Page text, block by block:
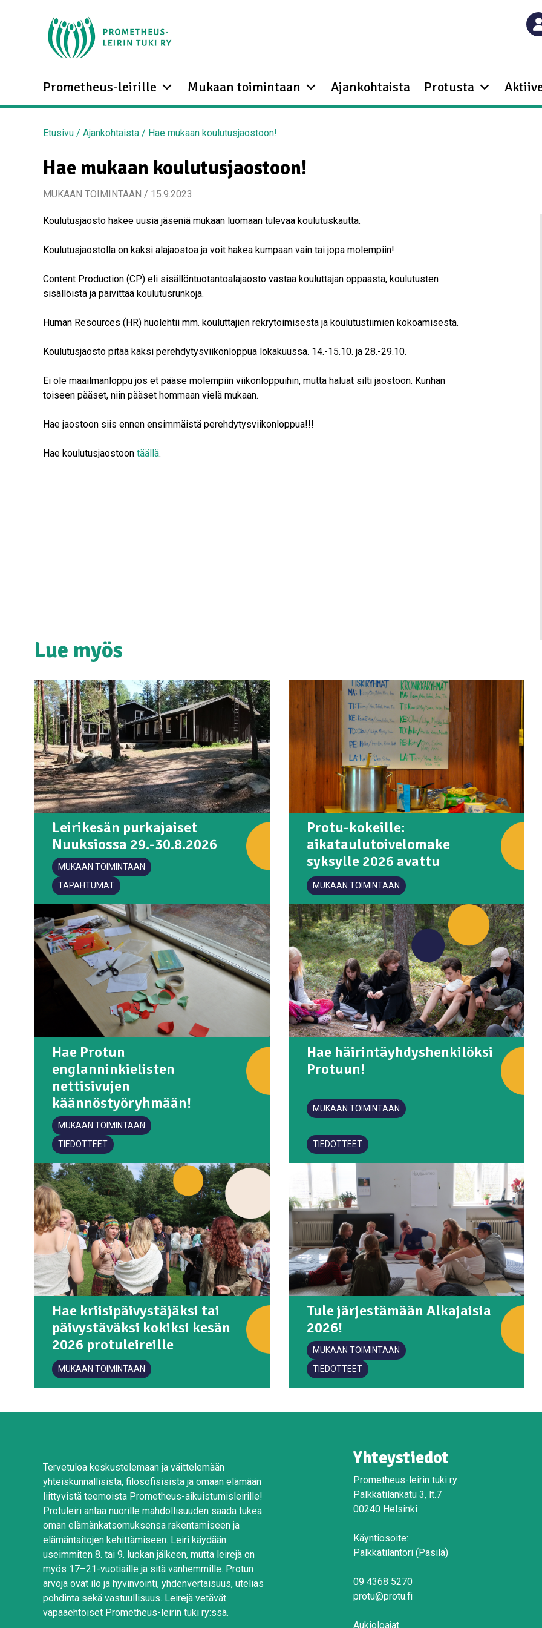
Prometheus-leirille Mukaan toimintaan Ajankohtaista Protusta
Etusivu / Ajankohtaista / Hae mukaan koulutusjaostoon!
Hae mukaan koulutusjaostoon!
MUKAAN TOIMINTAAN / 15.9.2023
Koulutusjaosto hakee uusia jäseniä mukaan luomaan tulevaa koulutuskautta.
Koulutusjaostolla on kaksi alajaostoa ja voit hakea kumpaan vain tai jopa molempiin!
Content Production (CP) eli sisällöntuotantoalajaosto vastaa kouluttajan oppaasta, koulutusten
sisällöistä ja päivittää koulutusrunkoja.
Human Resources (HR) huolehtii mm. kouluttajien rekrytoimisesta ja koulutustiimien kokoamisesta.
Koulutusjaosto pitää kaksi perehdytysviikonloppua lokakuussa. 14.-15.10. ja 28.-29.10.
Ei ole maailmanloppu jos et pääse molempiin viikonloppuihin, mutta haluat silti jaostoon. Kunhan
toiseen pääset, niin pääset hommaan vielä mukaan.
Hae jaostoon siis ennen ensimmäistä perehdytysviikonloppua!!!
Hae koulutusjaostoon täällä.
Lue myös
Leirikesän purkajaiset
Nuuksiossa 29.-30.8.2026
MUKAAN TOIMINTAAN
TAPAHTUMAT
Protu-kokeille:
aikataulutoivelomake
syksylle 2026 avattu
MUKAAN TOIMINTAAN
Hae Protun
englanninkielisten
nettisivujen
käännöstyöryhmään!
MUKAAN TOIMINTAAN
TIEDOTTEET
Hae häirintäyhdyshenkilöksi
Protuun!
MUKAAN TOIMINTAAN
TIEDOTTEET
Hae kriisipäivystäjäksi tai
päivystäväksi kokiksi kesän
2026 protuleireille
MUKAAN TOIMINTAAN
Tule järjestämään Alkajaisia
2026!
MUKAAN TOIMINTAAN
TIEDOTTEET
Tervetuloa keskustelemaan ja väittelemään
yhteiskunnallisista, filosofisisista ja omaan elämään
liittyvistä teemoista Prometheus-aikuistumisleirille!
Protuleiri antaa nuorille mahdollisuuden saada tukea
oman elämänkatsomuksensa rakentamiseen ja
elämäntaitojen kehittämiseen. Leiri käydään
useimmiten 8. tai 9. luokan jälkeen, mutta leirejä on
myös 17–21-vuotiaille ja sitä vanhemmille. Protun
arvoja ovat ilo ja hyvinvointi, yhdenvertaisuus, utelias
pohdinta sekä vastuullisuus. Leirejä vetävät
vapaaehtoiset Prometheus-leirin tuki ry:ssä.
Yhteystiedot
Prometheus-leirin tuki ry
Palkkatilankatu 3, lt.7
00240 Helsinki
Käyntiosoite:
Palkkatilantori (Pasila)
09 4368 5270
protu@protu.fi
Aukioloajat